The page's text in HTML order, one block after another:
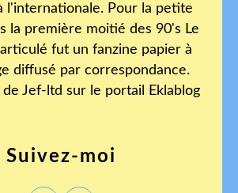
l'internationale. Pour la petite
la première moitié des 90's Le
fut un fanzine papier à
diffusé par correspondance.
Jef-ltd sur le portail Eklablog
Suivez-moi